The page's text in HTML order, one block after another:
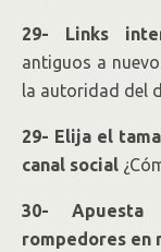
29- Links
antiguos a
la autoridad del
29- Elija el
canal social
30- Apuesta
rompedores en